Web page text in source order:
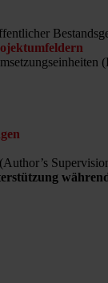
(Author’s